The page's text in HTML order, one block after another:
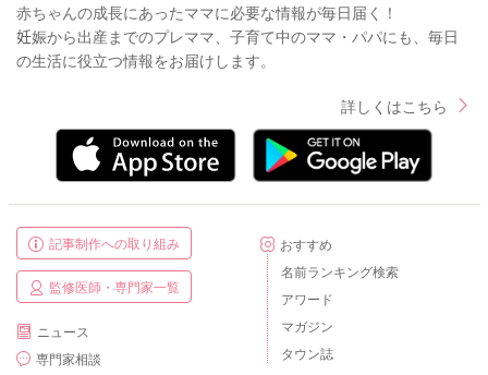
赤ちゃんの成長にあったママに必要な情報が毎日届く！
妊娠から出産までのプレママ、子育て中のママ・パパにも、毎日
の生活に役立つ情報をお届けします。
詳しくはこちら
記事制作への取り組み
監修医師・専門家一覧
ニュース
専門家相談
おすすめ
名前ランキング検索
アワード
マガジン
タウン誌